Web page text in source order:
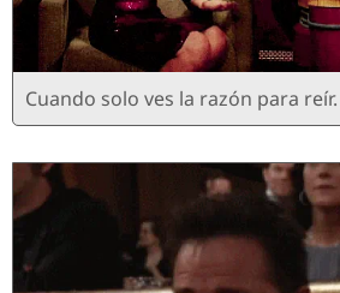
Cuando solo ves la razón para reír.